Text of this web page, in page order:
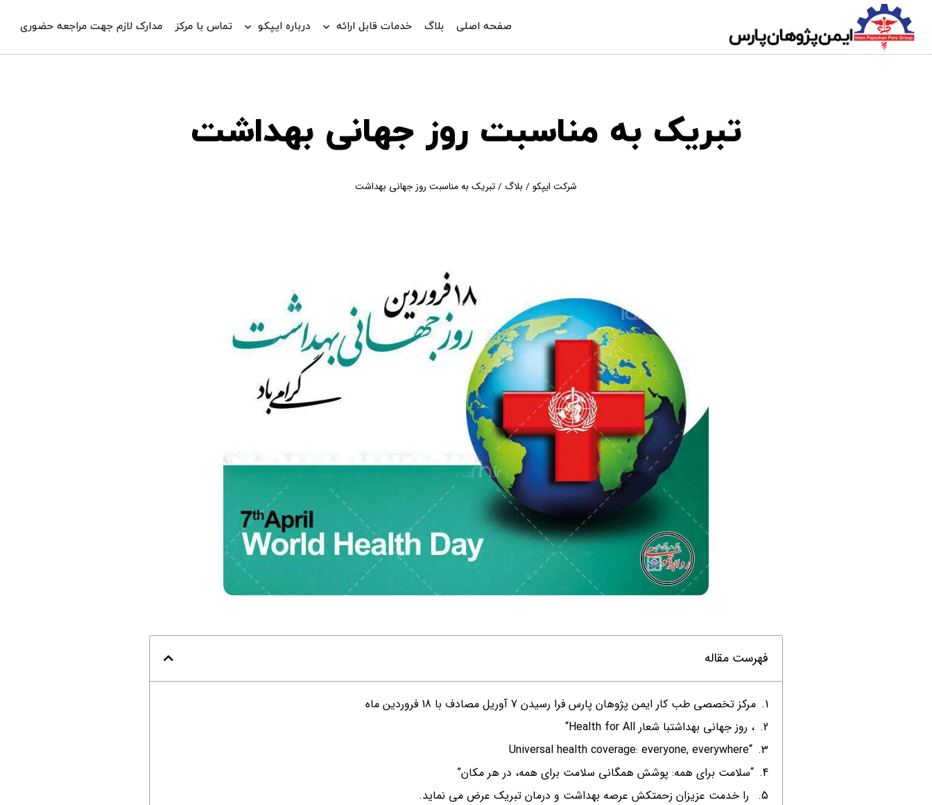
صفحه اصلی بلاگ خدمات قابل ارائه درباره ایپکو تماس با مرکز مدارک لازم جهت مراجعه حضوری
تبریک به مناسبت روز جهانی بهداشت
شرکت ایپکو / بلاگ /تبریک به مناسبت روز جهانی بهداشت
فهرست مقاله
مرکز تخصصی طب کار ایمن پژوهان پارس فرا رسیدن 7 آوریل مصادف با 18 فروردین ماه
، روز جهانی بهداشتبا شعار Health for All“
“Universal health coverage: everyone, everywhere
“سلامت برای همه: پوشش همگانی سلامت برای همه، در هر مکان”
را خدمت عزیزان زحمتکش عرصه بهداشت و درمان تبریک عرض می نماید.